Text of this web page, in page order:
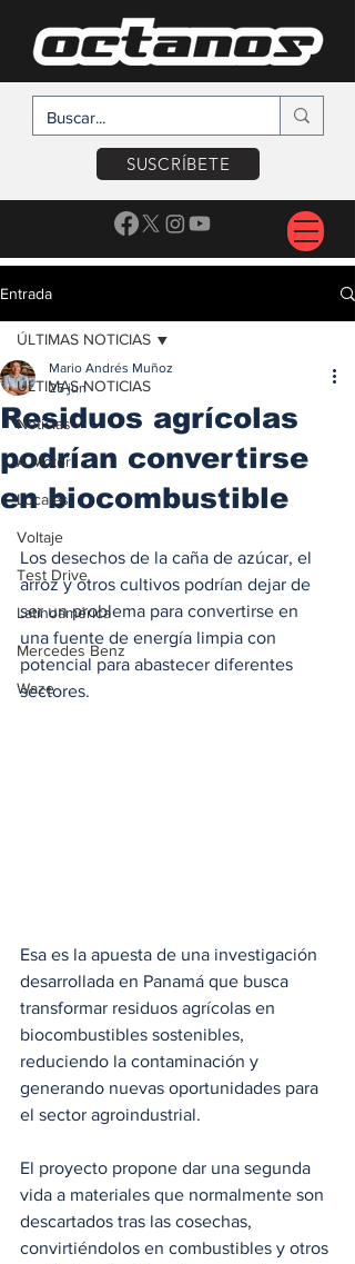
SUSCRÍBETE
Entrada
ÚLTIMAS NOTICIAS
Noticias
A Motor
Locales
Voltaje
Test Drive
Latinoamérica
Mercedes Benz
Waze
ÚLTIMAS NOTICIAS
Residuos agrícolas
podrían convertirse
en biocombustible
Mario Andrés Muñoz
25 jun
Los desechos de la caña de azúcar, el
arroz y otros cultivos podrían dejar de
ser un problema para convertirse en
una fuente de energía limpia con
potencial para abastecer diferentes
sectores.
Esa es la apuesta de una investigación
desarrollada en Panamá que busca
transformar residuos agrícolas en
biocombustibles sostenibles,
reduciendo la contaminación y
generando nuevas oportunidades para
el sector agroindustrial.
El proyecto propone dar una segunda
vida a materiales que normalmente son
descartados tras las cosechas,
convirtiéndolos en combustibles y otros